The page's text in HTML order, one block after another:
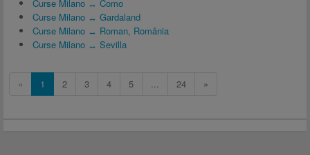
Curse Milano ↔ Como
Curse Milano ↔ Gardaland
Curse Milano ↔ Roman, România
Curse Milano ↔ Sevilla
« 1 2 3 4 5 ... 24 »